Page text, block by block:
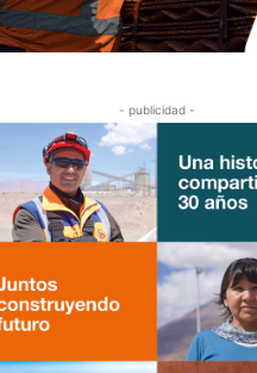
- publicidad -